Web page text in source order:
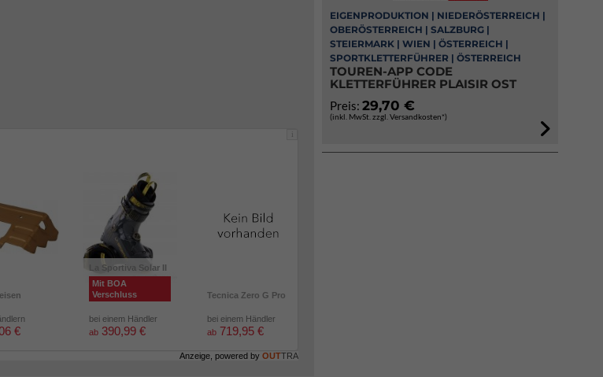
i
€
La Sportiva Solar II
Mit BOA
Verschluss
bei einem Händler
ab 390,99 €
Tecnica Zero G Pro
bei einem Händler
ab 719,95 €
Anzeige, powered by OUTTRA
EIGENPRODUKTION | NIEDERÖSTERREICH |
OBERÖSTERREICH | SALZBURG |
STEIERMARK | WIEN | ÖSTERREICH |
SPORTKLETTERFÜHRER | ÖSTERREICH
TOUREN-APP CODE
KLETTERFÜHRER PLAISIR OST
Preis: 29,70 €
(inkl. MwSt. zzgl. Versandkosten*)